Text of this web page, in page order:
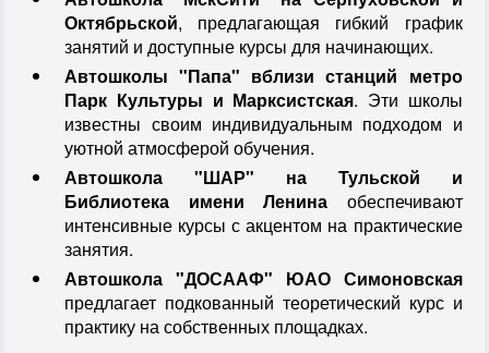
Октябрьской, предлагающая гибкий график
занятий и доступные курсы для начинающих.
Автошколы "Папа" вблизи станций метро
Парк Культуры и Марксистская. Эти школы
известны своим индивидуальным подходом и
уютной атмосферой обучения.
Автошкола "ШАР" на Тульской и
Библиотека имени Ленина обеспечивают
интенсивные курсы с акцентом на практические
занятия.
Автошкола "ДОСААФ" ЮАО Симоновская
предлагает подкованный теоретический курс и
практику на собственных площадках.